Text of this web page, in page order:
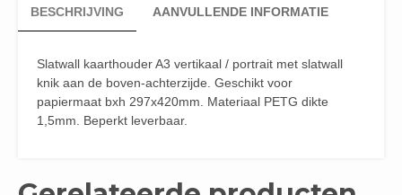
BESCHRIJVING AANVULLENDE INFORMATIE
Slatwall kaarthouder A3 vertikaal / portrait met slatwall
knik aan de boven-achterzijde. Geschikt voor
papiermaat bxh 297x420mm. Materiaal PETG dikte
1,5mm. Beperkt leverbaar.